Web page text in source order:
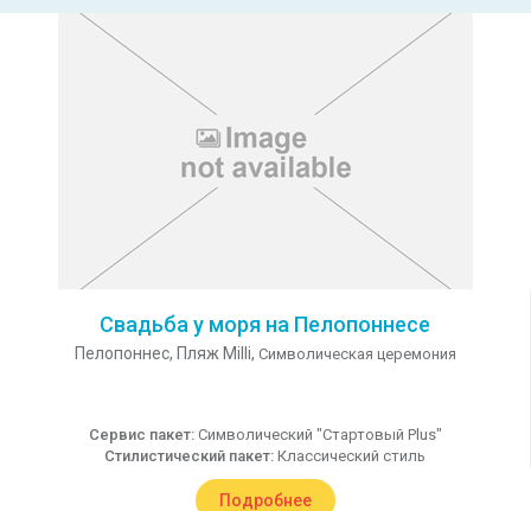
Свадьба у моря на Пелопоннесе
Пелопоннес, Пляж Milli, Символическая церемония
Сервис пакет: Символический "Стартовый Plus"
Стилистический пакет: Классический стиль
Подробнее